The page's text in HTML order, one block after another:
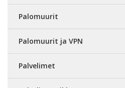
Palomuurit
Palomuurit ja VPN
Palvelimet